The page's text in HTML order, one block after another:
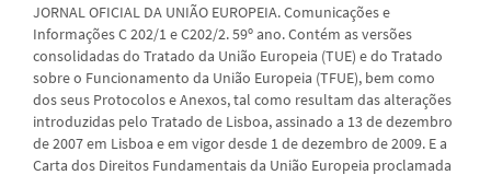
JORNAL OFICIAL DA UNIÃO EUROPEIA. Comunicações e
Informações C 202/1 e C202/2. 59º ano. Contém as versões
consolidadas do Tratado da União Europeia (TUE) e do Tratado
sobre o Funcionamento da União Europeia (TFUE), bem como
dos seus Protocolos e Anexos, tal como resultam das alterações
introduzidas pelo Tratado de Lisboa, assinado a 13 de dezembro
de 2007 em Lisboa e em vigor desde 1 de dezembro de 2009. E a
Carta dos Direitos Fundamentais da União Europeia proclamada